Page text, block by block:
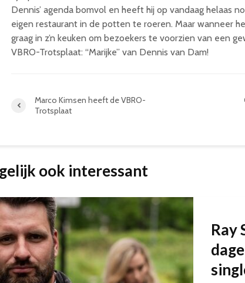
Dennis’ agenda bomvol en heeft hij op vandaag helaas
eigen restaurant in de potten te roeren. Maar wanneer
graag in z’n keuken om bezoekers te voorzien van een
VBRO-Trotsplaat: “Marijke” van Dennis van Dam!
Marco Kimsen heeft de VBRO-
Trotsplaat
ook interessant
Ray